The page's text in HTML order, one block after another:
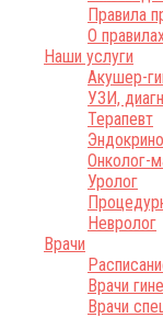
Правила
О
Наши услуги
Акушер-
УЗИ,
Терапевт
Онколог-
Уролог
Невролог
Врачи
Врачи
Врачи